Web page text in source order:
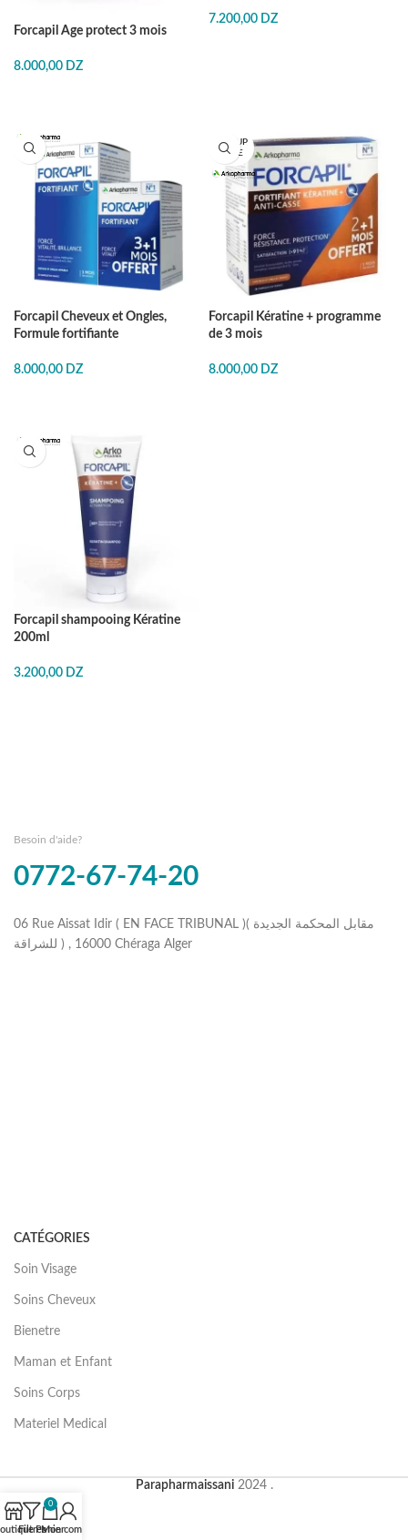
Forcapil Age protect 3 mois
8.000,00 DZ
7.200,00 DZ
Forcapil Cheveux et Ongles,
Formule fortifiante
8.000,00 DZ
EN RUP
TURE
Forcapil Kératine + programme
de 3 mois
8.000,00 DZ
Forcapil shampooing Kératine
200ml
3.200,00 DZ
Besoin d'aide?
0772-67-74-20
06 Rue Aissat Idir ( EN FACE TRIBUNAL )( مقابل المحكمة الجديدة
للشراقة ) , 16000 Chéraga Alger
CATÉGORIES
Soin Visage
Soins Cheveux
Bienetre
Maman et Enfant
Soins Corps
Materiel Medical
Parapharmaissani2024 .
Filtres
0
Panier
Mon compte